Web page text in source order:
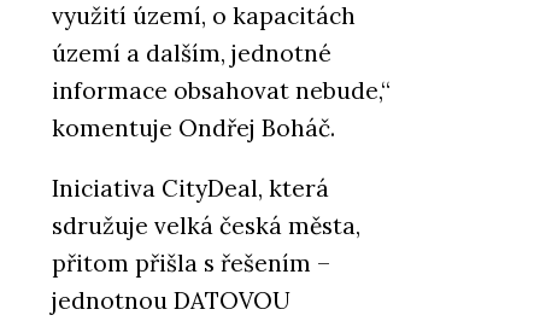
využití území, o kapacitách
území a dalším, jednotné
informace obsahovat nebude,“
komentuje Ondřej Boháč.
Iniciativa CityDeal, která
sdružuje velká česká města,
přitom přišla s řešením –
jednotnou DATOVOU